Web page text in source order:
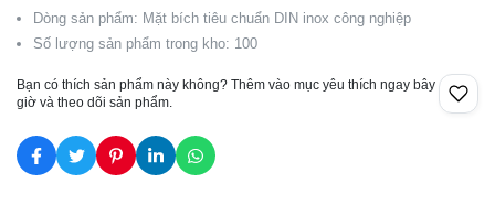
Dòng sản phẩm: Mặt bích tiêu chuẩn DIN inox công nghiệp
Số lượng sản phẩm trong kho: 100
Bạn có thích sản phẩm này không? Thêm vào mục yêu thích ngay bây
giờ và theo dõi sản phẩm.